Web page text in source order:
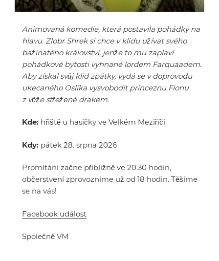
Animovaná komedie, která postavila pohádky na
hlavu. Zlobr Shrek si chce v klidu užívat svého
bažinatého království, jenže to mu zaplaví
pohádkové bytosti vyhnané lordem Farquaadem.
Aby získal svůj klid zpátky, vydá se v doprovodu
ukecaného Oslíka vysvobodit princeznu Fionu
z věže střežené drakem.
Kde: hřiště u hasičky ve Velkém Meziříčí
Kdy: pátek 28. srpna 2026
Promítání začne přibližně ve 20.30 hodin,
občerstvení zprovozníme už od 18 hodin. Těšíme
se na vás!
Facebook událost
Společně VM